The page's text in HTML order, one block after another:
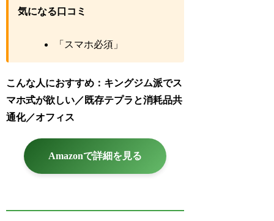
気になる口コミ
「スマホ必須」
こんな人におすすめ：キングジム派でス
マホ式が欲しい／既存テプラと消耗品共
通化／オフィス
Amazonで詳細を見る